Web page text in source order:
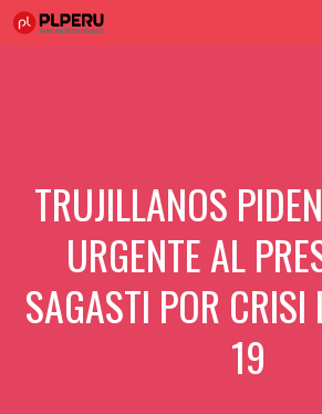
Saltar
TRUJILLANOS
URGENTE AL
SAGASTI POR CRISI
19